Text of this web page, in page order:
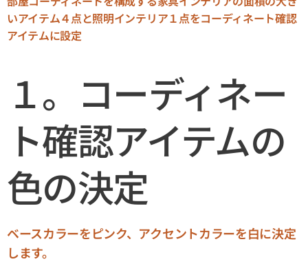
いアイテム４点と照明インテリア１点をコーディネート確認
アイテムに設定
１。コーディネー
ト確認アイテムの
色の決定
ベースカラーをピンク、アクセントカラーを白に決定
します。